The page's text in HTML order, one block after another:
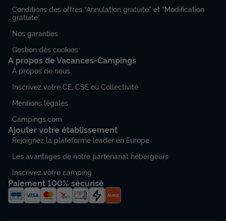
Conditions des offres “Annulation gratuite” et “Modification
gratuite”
Nos garanties
Gestion des cookies
A propos de Vacances-Campings
À propos de nous
Inscrivez votre CE, CSE ou Collectivité
Mentions légales
Campings.com
Ajouter votre établissement
Rejoignez la plateforme leader en Europe
Les avantages de notre partenariat hébergeurs
Inscrivez votre camping
Paiement 100% sécurisé